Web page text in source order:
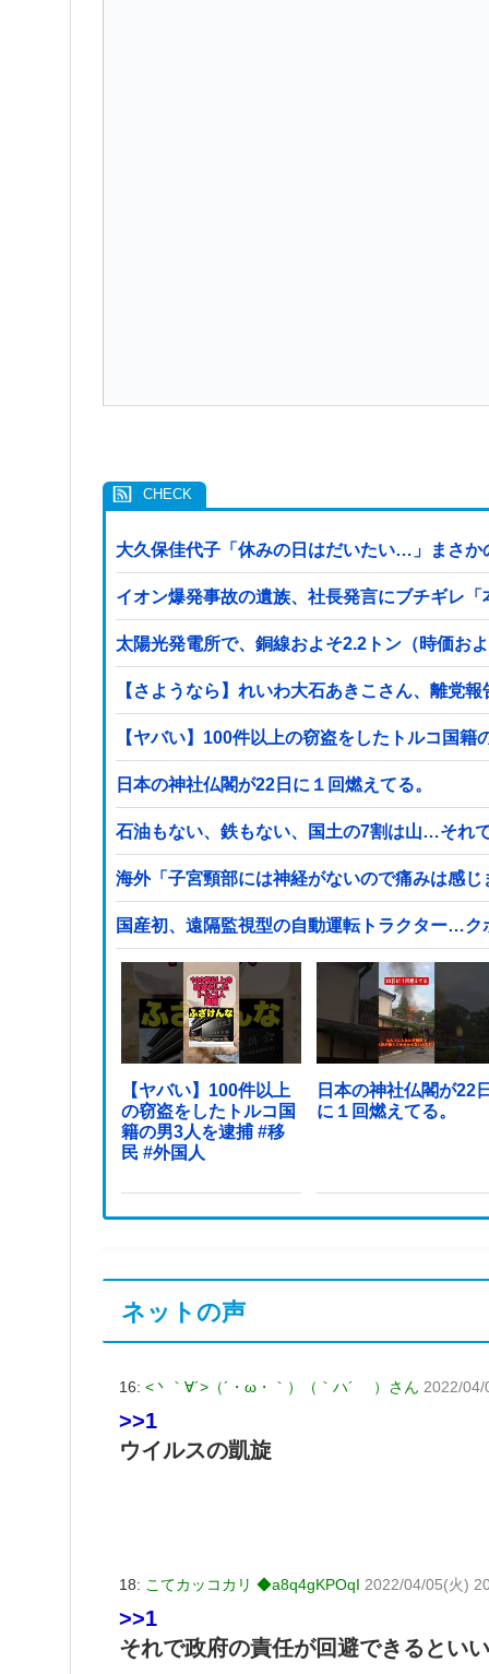
大久保佳代子「休みの日はだいたい…」まさか
イオン爆発事故の遺族、社長発言にブチギレ
太陽光発電所で、銅線およそ2.2トン（時価お
【さようなら】れいわ大石あきこさん、離党
日本の神社仏閣が22日に１回燃えてる。
石油もない、鉄もない、国土の7割は山…それ
海外「子宮頸部には神経がないので痛みは感
国産初、遠隔監視型の自動運転トラクター…ク
【ヤバい】100件以上
の窃盗をしたトルコ国
籍の男3人を逮捕 #移
民 #外国人
日本の神社仏閣が22
に１回燃えてる。
ネットの声
16: <丶｀∀´>（´・ω・｀）（｀ハ´ ）さん 2022/04/
>>1
ウイルスの凱旋
18: こてカッコカリ ◆a8q4gKPOqI 2022/04/05(火)
>>1
それで政府の責任が回避できるとい